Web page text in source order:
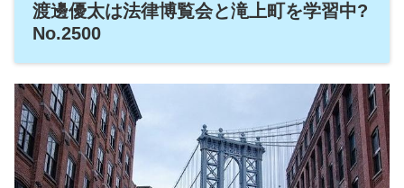
渡邊優太は法律博覧会と滝上町を学習中?
No.2500